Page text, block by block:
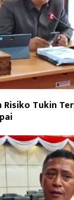
Risiko Tukin